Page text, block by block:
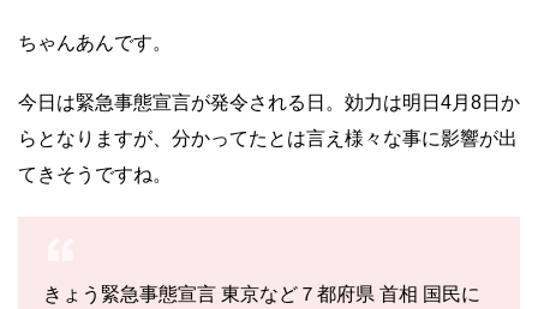
ちゃんあんです。
今日は緊急事態宣言が発令される日。効力は明日4月8日か
らとなりますが、分かってたとは言え様々な事に影響が出
てきそうですね。
きょう緊急事態宣言 東京など７都府県 首相 国民に